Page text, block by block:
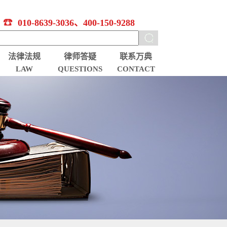
010-8639-3036、400-150-9288
法律法规
LAW
律师答疑
QUESTIONS
联系万典
CONTACT